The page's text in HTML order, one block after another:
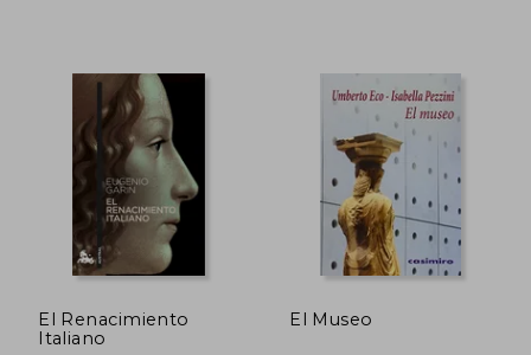
El Renacimiento
Italiano
El Museo